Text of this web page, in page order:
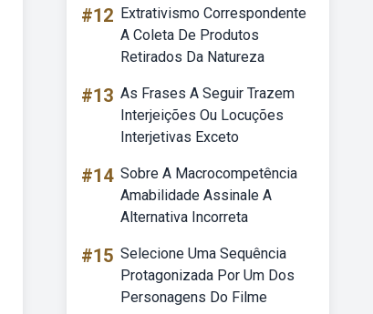
#12 Extrativismo Correspondente
A Coleta De Produtos
Retirados Da Natureza
#13 As Frases A Seguir Trazem
Interjeições Ou Locuções
Interjetivas Exceto
#14 Sobre A Macrocompetência
Amabilidade Assinale A
Alternativa Incorreta
#15 Selecione Uma Sequência
Protagonizada Por Um Dos
Personagens Do Filme